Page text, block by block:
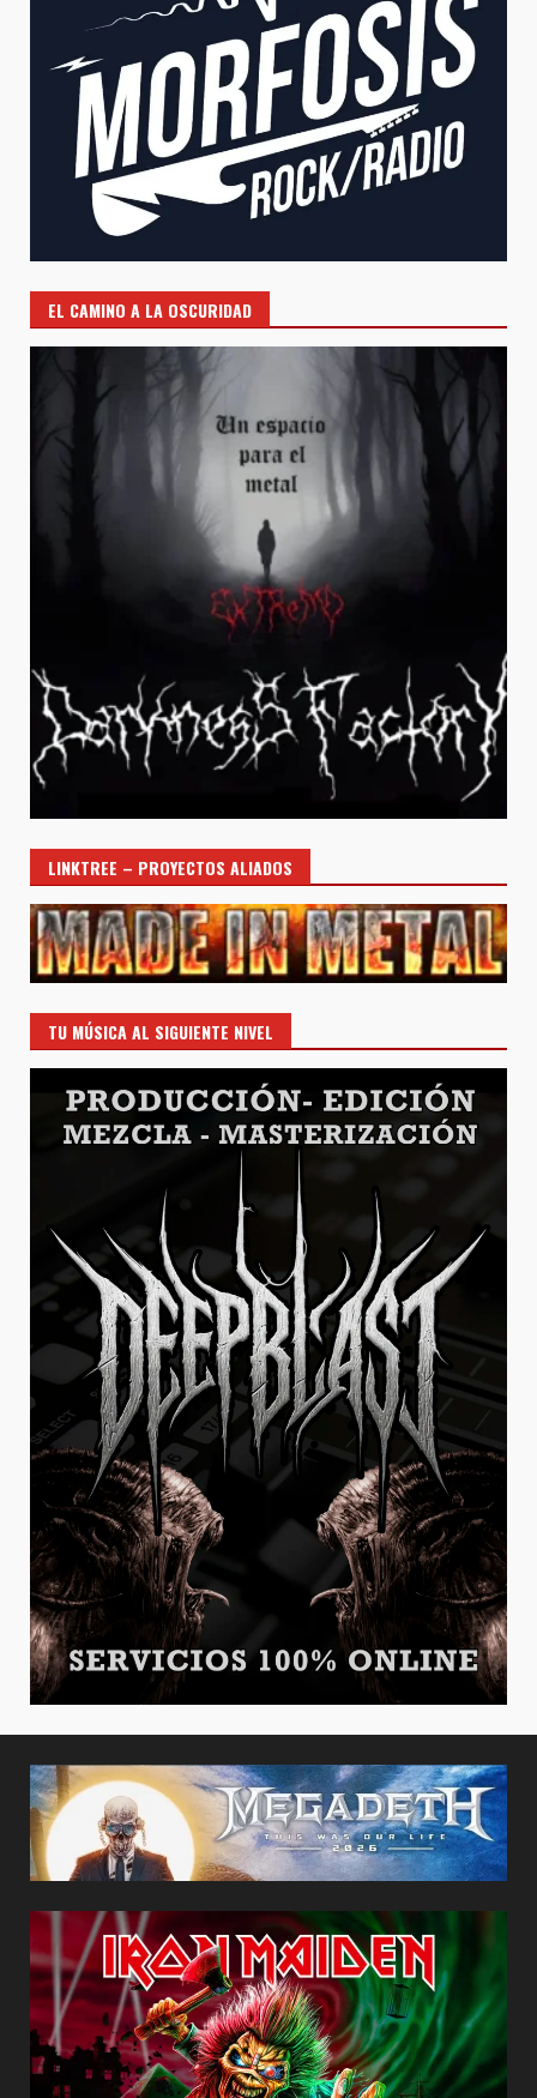
EL CAMINO A LA OSCURIDAD
LINKTREE – PROYECTOS ALIADOS
TU MÚSICA AL SIGUIENTE NIVEL